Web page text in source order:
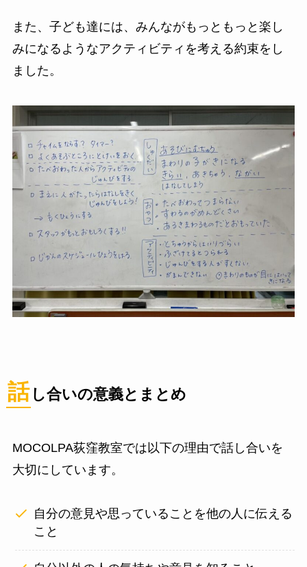
また、子ども達には、みんながもっともっと楽し
みになるようなアクティビティを考える約束をし
ました。
話 し合いの意義とまとめ
MOCOLPA荻窪教室では以下の理由で話し合いを
大切にしています。
自分の意見や思っていることを他の人に伝える
こと